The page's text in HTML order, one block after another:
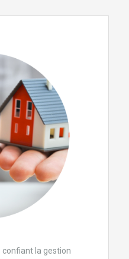
confiant la gestion